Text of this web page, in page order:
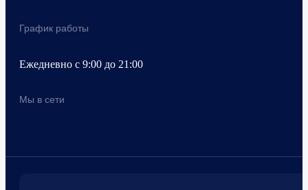
График работы
Ежедневно с 9:00 до 21:00
Мы в сети